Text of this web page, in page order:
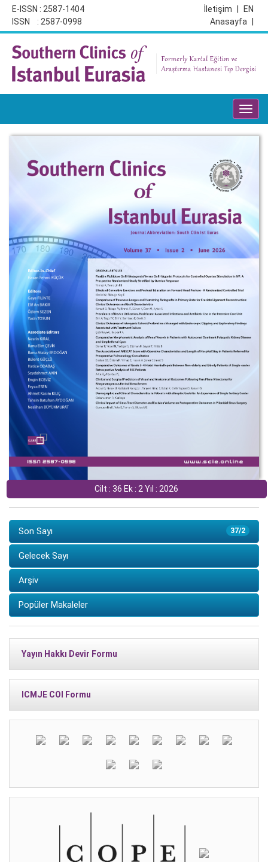
E-ISSN : 2587-1404
ISSN : 2587-0998
EN
İletişim
Anasayfa
Cilt : 36 Ek : 2 Yıl : 2026
37/2
Son Sayı
Gelecek Sayı
Arşiv
Popüler Makaleler
Yayın Hakkı Devir Formu
ICMJE COI Formu